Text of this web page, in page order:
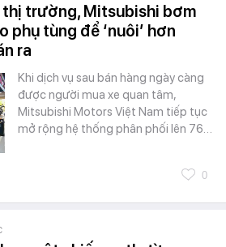
trường, Mitsubishi bơm
phụ tùng để ‘nuôi’ hơn
ra
Khi dịch vụ sau bán hàng ngày càng
được người mua xe quan tâm,
Mitsubishi Motors Việt Nam tiếp tục
mở rộng hệ thống phân phối lên 76…
0